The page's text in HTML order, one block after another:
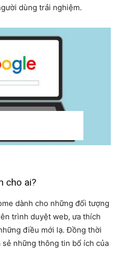
dùng trải nghiệm.
cho ai?
dành cho những đối tượng
trình duyệt web, ưa thích
điều mới lạ. Đồng thời
những thông tin bổ ích của